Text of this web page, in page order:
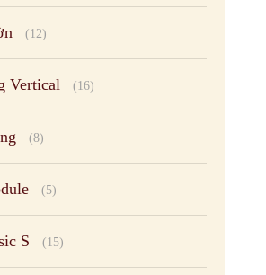
(12)
Vertical (16)
(8)
(5)
S (15)